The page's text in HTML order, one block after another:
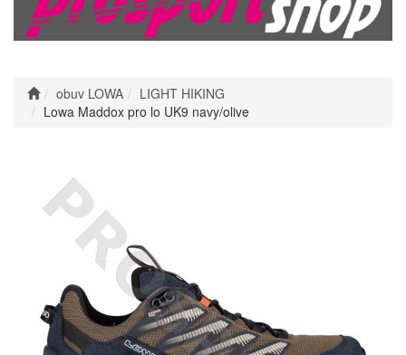
obuv LOWA
LIGHT HIKING
Lowa Maddox pro lo UK9 navy/olive